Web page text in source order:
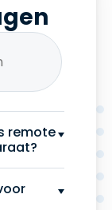
remote